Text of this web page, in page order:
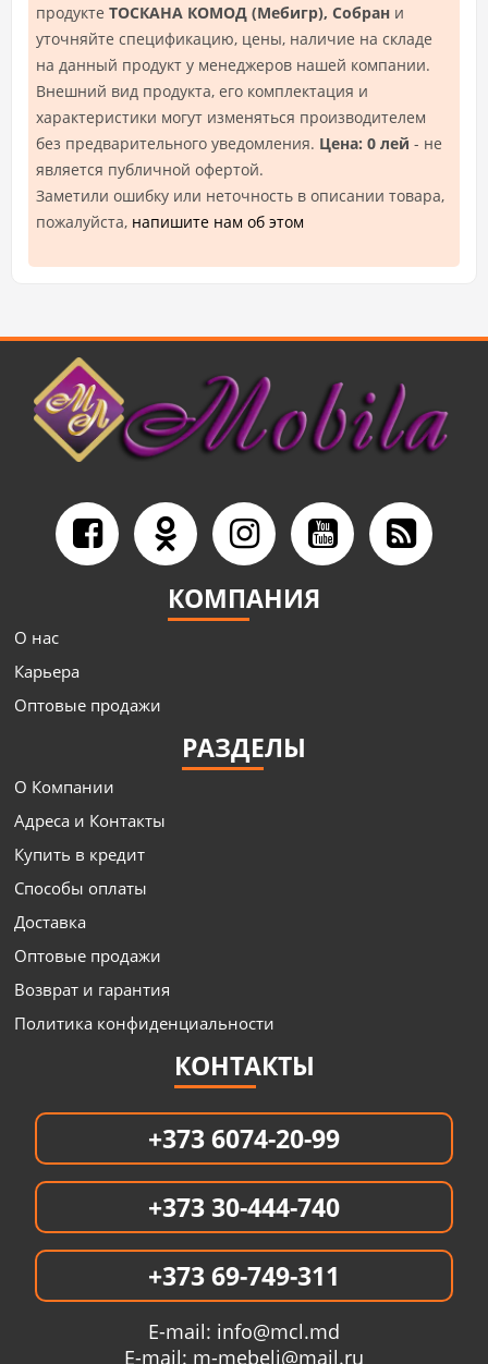
продукте ТОСКАНА КОМОД (Mебигр), Собран и
уточняйте спецификацию, цены, наличие на складе
на данный продукт у менеджеров нашей компании.
Внешний вид продукта, его комплектация и
характеристики могут изменяться производителем
без предварительного уведомления. Цена: 0 лей - не
является публичной офертой.
Заметили ошибку или неточность в описании товара,
пожалуйста, напишите нам об этом
КОМПАНИЯ
О нас
Карьера
Оптовые продажи
РАЗДЕЛЫ
О Компании
Адреса и Контакты
Купить в кредит
Способы оплаты
Доставка
Оптовые продажи
Возврат и гарантия
Политика конфиденциальности
КОНТАКТЫ
+373 6074-20-99
+373 30-444-740
+373 69-749-311
E-mail: info@mcl.md
E-mail: m-mebeli@mail.ru